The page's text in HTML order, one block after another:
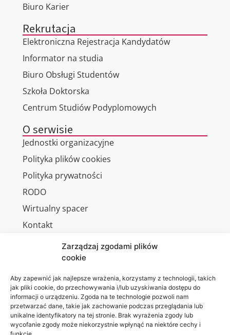
Zarządzaj zgodami plików
cookie
Aby zapewnić jak najlepsze wrażenia, korzystamy z technologii, takich
jak pliki cookie, do przechowywania i/lub uzyskiwania dostępu do
informacji o urządzeniu. Zgoda na te technologie pozwoli nam
przetwarzać dane, takie jak zachowanie podczas przeglądania lub
unikalne identyfikatory na tej stronie. Brak wyrażenia zgody lub
wycofanie zgody może niekorzystnie wpłynąć na niektóre cechy i
Biuro Karier
Rekrutacja
Elektroniczna Rejestracja Kandydatów
Informator na studia
Biuro Obsługi Studentów
Szkoła Doktorska
Centrum Studiów Podyplomowych
O serwisie
Jednostki organizacyjne
Polityka plików cookies
Polityka prywatności
RODO
Wirtualny spacer
Kontakt
Lubelska
Akademia
WSEI
ul.
Projektowa
Jesteśmy
na: